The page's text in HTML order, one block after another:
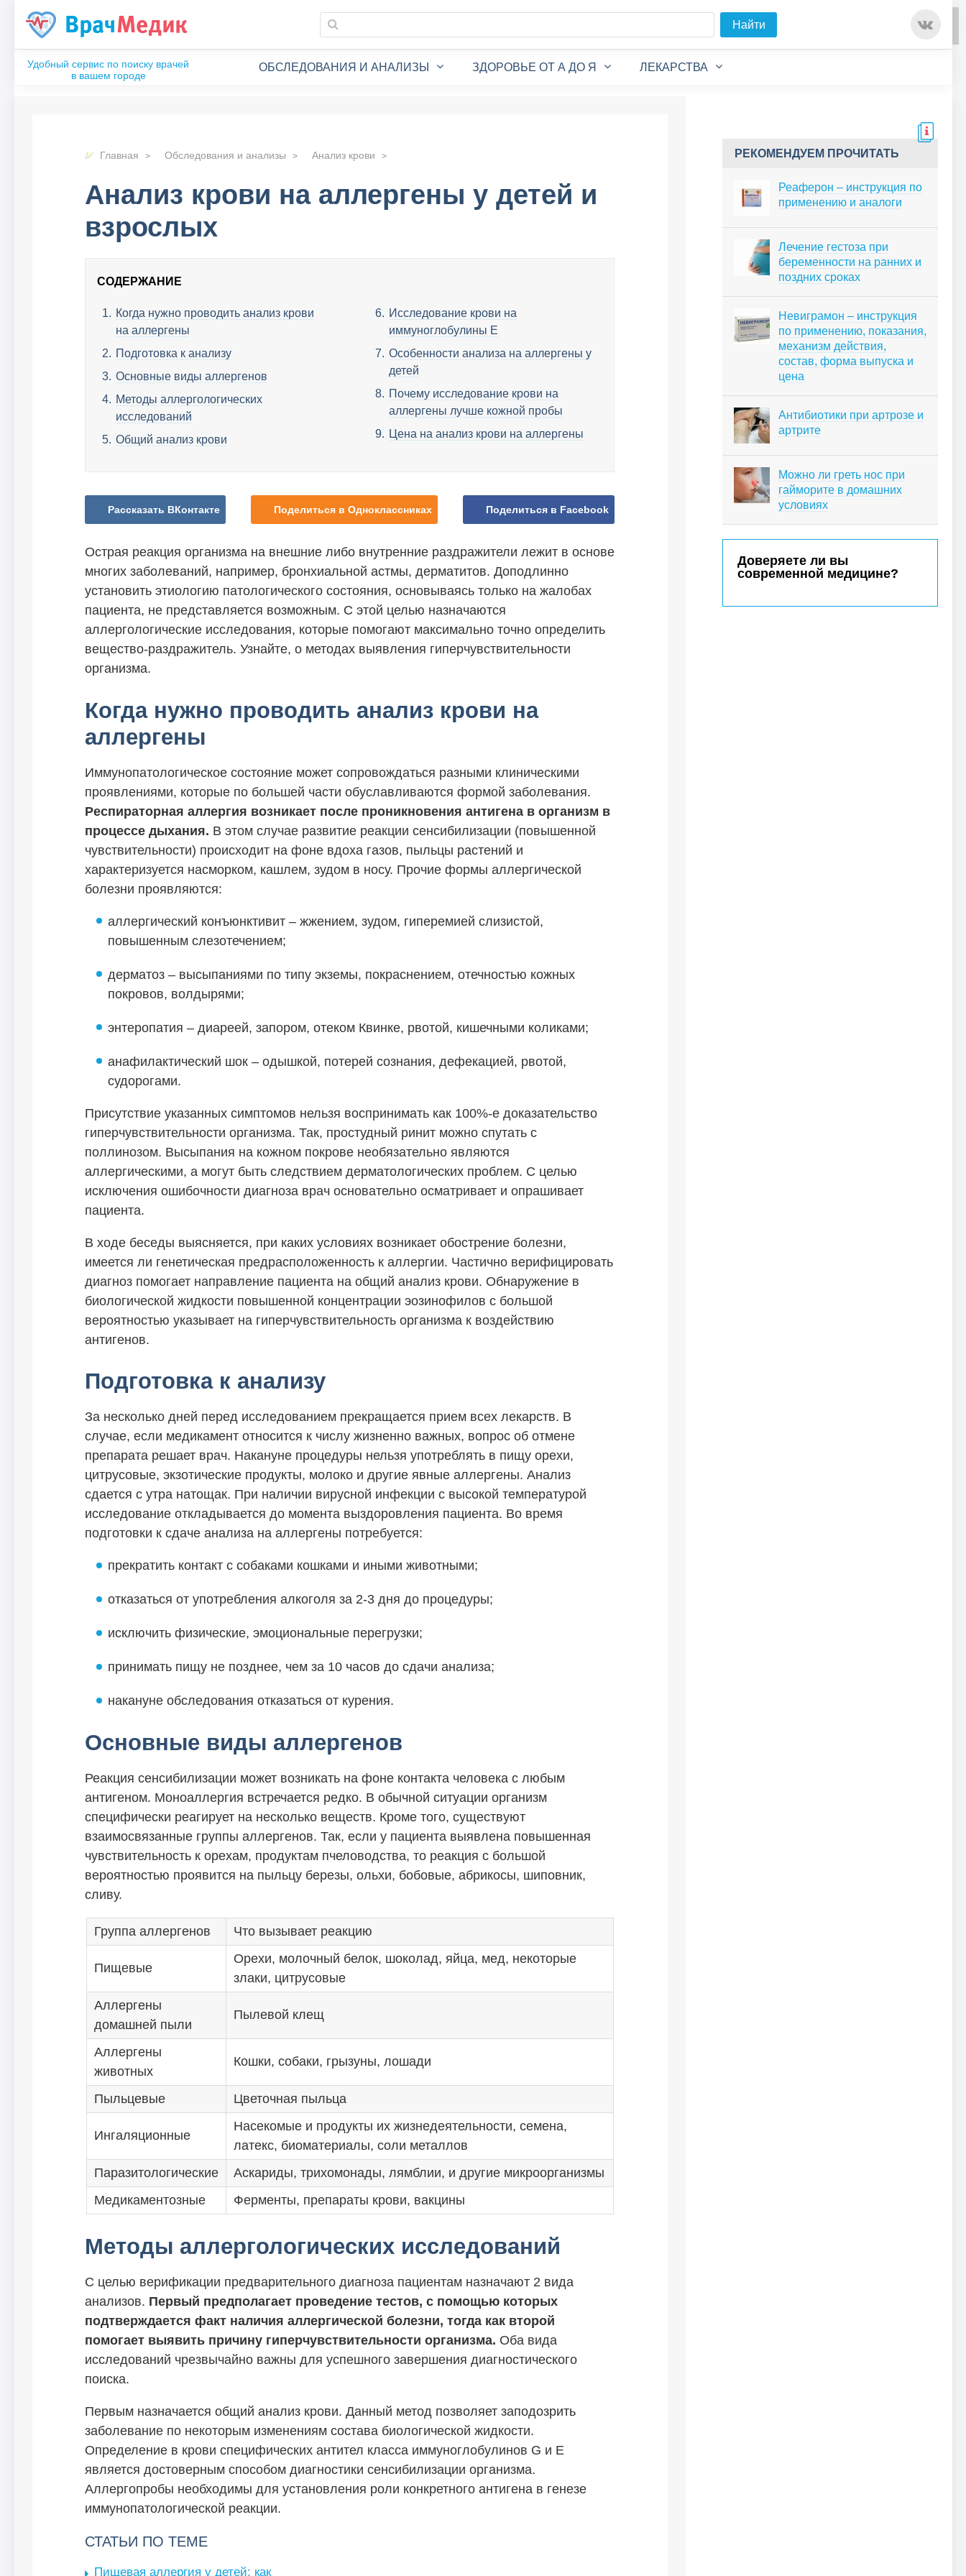
Найти
ОБСЛЕДОВАНИЯ И АНАЛИЗЫ ЗДОРОВЬЕ ОТ А ДО Я ЛЕКАРСТВА
Главная Обследования и анализы Анализ крови
Анализ крови на аллергены у детей и
взрослых
СОДЕРЖАНИЕ
Когда нужно проводить анализ крови
на аллергены
Подготовка к анализу­
Основные виды аллергенов
Методы аллергологических
исследований
Общий анализ крови
Исследование крови на
иммуноглобулины Е
Особенности анализа на аллергены у
детей
Почему исследование крови на
аллергены лучше кожной пробы
Цена на анализ крови на аллергены
Рассказать ВКонтакте Поделиться в Одноклассниках Поделиться в Facebook
Острая реакция организма на внешние либо внутренние раздражители лежит в основе
многих заболеваний, например, бронхиальной астмы, дерматитов. Доподлинно
установить этиологию патологического состояния, основываясь только на жалобах
пациента, не представляется возможным. С этой целью назначаются
аллергологические исследования, которые помогают максимально точно определить
вещество-раздражитель. Узнайте, о методах выявления гиперчувствительности
организма.
Когда нужно проводить анализ крови на
аллергены
Иммунопатологическое состояние может сопровождаться разными клиническими
проявлениями, которые по большей части обуславливаются формой заболевания.
Респираторная аллергия возникает после проникновения антигена в организм в
процессе дыхания. В этом случае развитие реакции сенсибилизации (повышенной
чувствительности) происходит на фоне вдоха газов, пыльцы растений и
характеризуется насморком, кашлем, зудом в носу. Прочие формы аллергической
болезни проявляются:
аллергический конъюнктивит – жжением, зудом, гиперемией слизистой,
повышенным слезотечением;
дерматоз – высыпаниями по типу экземы, покраснением, отечностью кожных
покровов, волдырями;
энтеропатия – диареей, запором, отеком Квинке, рвотой, кишечными коликами;
анафилактический шок – одышкой, потерей сознания, дефекацией, рвотой,
судорогами.
Присутствие указанных симптомов нельзя воспринимать как 100%-е доказательство
гиперчувствительности организма. Так, простудный ринит можно спутать с
поллинозом. Высыпания на кожном покрове необязательно являются
аллергическими, а могут быть следствием дерматологических проблем. С целью
исключения ошибочности диагноза врач основательно осматривает и опрашивает
пациента.
В ходе беседы выясняется, при каких условиях возникает обострение болезни,
имеется ли генетическая предрасположенность к аллергии. Частично верифицировать
диагноз помогает направление пациента на общий анализ крови. Обнаружение в
биологической жидкости повышенной концентрации эозинофилов с большой
вероятностью указывает на гиперчувствительность организма к воздействию
антигенов.
Подготовка к анализу­
За несколько дней перед исследованием прекращается прием всех лекарств. В
случае, если медикамент относится к числу жизненно важных, вопрос об отмене
препарата решает врач. Накануне процедуры нельзя употреблять в пищу орехи,
цитрусовые, экзотические продукты, молоко и другие явные аллергены. Анализ
сдается с утра натощак. При наличии вирусной инфекции с высокой температурой
исследование откладывается до момента выздоровления пациента. Во время
подготовки к сдаче анализа на аллергены потребуется:
прекратить контакт с собаками кошками и иными животными;
отказаться от употребления алкоголя за 2-3 дня до процедуры;
исключить физические, эмоциональные перегрузки;
принимать пищу не позднее, чем за 10 часов до сдачи анализа;
накануне обследования отказаться от курения.
Основные виды аллергенов
Реакция сенсибилизации может возникать на фоне контакта человека с любым
антигеном. Моноаллергия встречается редко. В обычной ситуации организм
специфически реагирует на несколько веществ. Кроме того, существуют
взаимосвязанные группы аллергенов. Так, если у пациента выявлена повышенная
чувствительность к орехам, продуктам пчеловодства, то реакция с большой
вероятностью проявится на пыльцу березы, ольхи, бобовые, абрикосы, шиповник,
сливу.
Группа аллергенов Что вызывает реакцию
Пищевые
Орехи, молочный белок, шоколад, яйца, мед, некоторые
злаки, цитрусовые
Аллергены
домашней пыли
Пылевой клещ
Аллергены
животных
Кошки, собаки, грызуны, лошади
Пыльцевые Цветочная пыльца
Ингаляционные
Насекомые и продукты их жизнедеятельности, семена,
латекс, биоматериалы, соли металлов
Паразитологические
Аскариды, трихомонады, лямблии, и другие микроорганизмы
Медикаментозные
Ферменты, препараты крови, вакцины
Методы аллергологических исследований
С целью верификации предварительного диагноза пациентам назначают 2 вида
анализов. Первый предполагает проведение тестов, с помощью которых
подтверждается факт наличия аллергической болезни, тогда как второй
помогает выявить причину гиперчувствительности организма. Оба вида
исследований чрезвычайно важны для успешного завершения диагностического
поиска.
Первым назначается общий анализ крови. Данный метод позволяет заподозрить
заболевание по некоторым изменениям состава биологической жидкости.
Определение в крови специфических антител класса иммуноглобулинов G и E
является достоверным способом диагностики сенсибилизации организма.
Аллергопробы необходимы для установления роли конкретного антигена в генезе
иммунопатологической реакции.
СТАТЬИ ПО ТЕМЕ
Пищевая аллергия у детей: как
РЕКОМЕНДУЕМ ПРОЧИТАТЬ
Реаферон – инструкция по
применению и аналоги
Лечение гестоза при
беременности на ранних и
поздних сроках
Невиграмон – инструкция
по применению, показания,
механизм действия,
состав, форма выпуска и
цена
Антибиотики при артрозе и
артрите
Можно ли греть нос при
гайморите в домашних
условиях
Доверяете ли вы
современной медицине?